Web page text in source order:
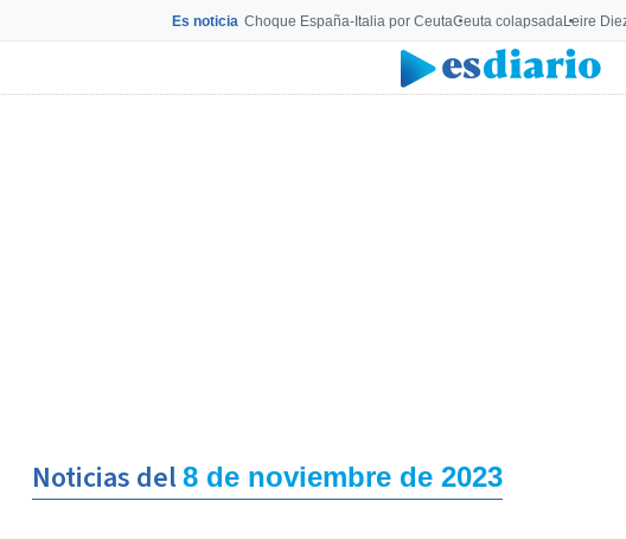
Es noticia Choque España-Italia por CeutaCeuta colapsadaLeire
Noticias del8 de noviembre de 2023